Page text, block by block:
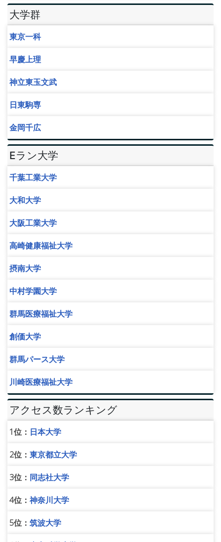
大学群
東京一科
早慶上理
神立東玉文武
日東駒専
金岡千広
Eラン大学
千葉工業大学
大和大学
大阪工業大学
高崎健康福祉大学
摂南大学
中村学園大学
群馬医療福祉大学
創価大学
群馬パース大学
川崎医療福祉大学
アクセス数ランキング
1位： 日本大学
2位： 東京都立大学
3位： 同志社大学
4位： 神奈川大学
5位： 筑波大学